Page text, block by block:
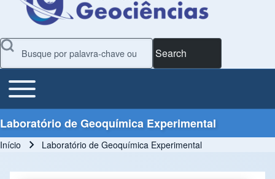
Search
Main Menu
Toggle main menu
Laboratório de Geoquímica Experimental
Início Laboratório de Geoquímica Experimental